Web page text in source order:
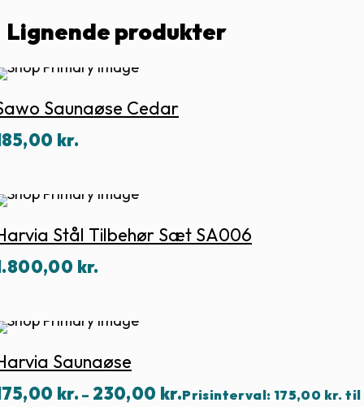
Lignende produkter
Saunaøse Cedar
kr.
Stål Tilbehør Sæt SA006
kr.
Saunaøse
kr. – 230,00 kr.Prisinterval: 175,00 kr. til